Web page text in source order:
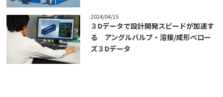
2024/04/15
３Dデータで設計開発スピードが加速す
る アングルバルブ・溶接/成形ベロー
ズ３Dデータ